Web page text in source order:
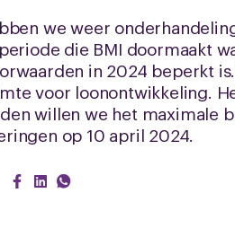
we weer
die BMI doormaakt
in 2024 beperkt
voor loonontwikkeling.
willen we het maximale
op 10 april 2024.